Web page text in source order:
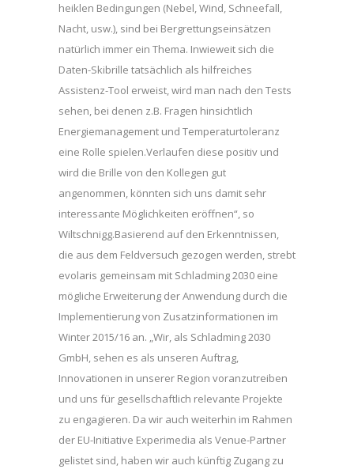
heiklen Bedingungen (Nebel, Wind, Schneefall,
Nacht, usw.), sind bei Bergrettungseinsätzen
natürlich immer ein Thema. Inwieweit sich die
Daten-Skibrille tatsächlich als hilfreiches
Assistenz-Tool erweist, wird man nach den Tests
sehen, bei denen z.B. Fragen hinsichtlich
Energiemanagement und Temperaturtoleranz
eine Rolle spielen.Verlaufen diese positiv und
wird die Brille von den Kollegen gut
angenommen, könnten sich uns damit sehr
interessante Möglichkeiten eröffnen“, so
Wiltschnigg.Basierend auf den Erkenntnissen,
die aus dem Feldversuch gezogen werden, strebt
evolaris gemeinsam mit Schladming 2030 eine
mögliche Erweiterung der Anwendung durch die
Implementierung von Zusatzinformationen im
Winter 2015/16 an. „Wir, als Schladming 2030
GmbH, sehen es als unseren Auftrag,
Innovationen in unserer Region voranzutreiben
und uns für gesellschaftlich relevante Projekte
zu engagieren. Da wir auch weiterhin im Rahmen
der EU-Initiative Experimedia als Venue-Partner
gelistet sind, haben wir auch künftig Zugang zu